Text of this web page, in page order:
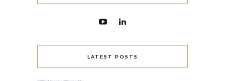
LATEST POSTS